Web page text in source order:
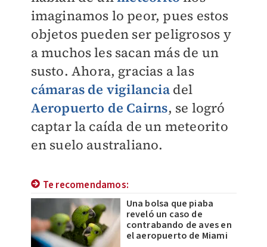
imaginamos lo peor, pues estos
objetos pueden ser peligrosos y
a muchos les sacan más de un
susto. Ahora, gracias a las
cámaras de vigilanciadel
Aeropuerto de Cairns, se logró
captar la caída de un meteorito
en suelo australiano.
Te recomendamos:
Una bolsa que piaba
reveló un caso de
contrabando de aves en
el aeropuerto de Miami